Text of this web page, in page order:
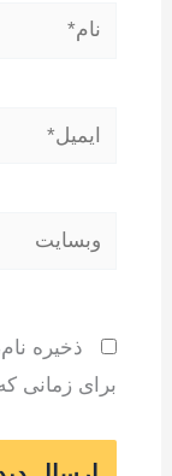
نام*
ایمیل*
وبسایت
ذخیره
برای زمانی